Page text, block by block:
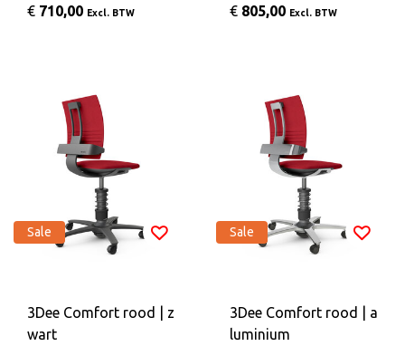
€ 710,00 Excl. BTW € 805,00 Excl. BTW
Sale
3Dee Comfort rood | z
wart
Sale
3Dee Comfort rood | a
luminium